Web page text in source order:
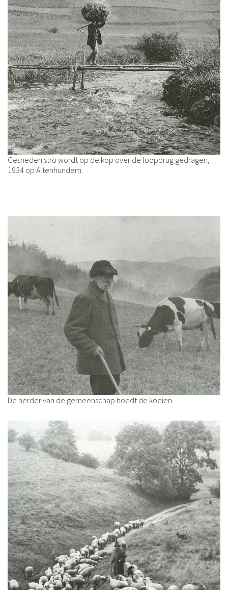
Gesneden stro wordt op de kop over de loopbrug gedragen,
1934 op Altenhundem.
De herder van de gemeenschap hoedt de koeien.